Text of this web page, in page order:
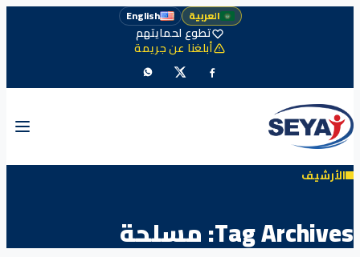
العربية English
تطوع لحمايتهم
أبلغنا عن جريمة
الأرشيف
Tag Archives: مسلحة